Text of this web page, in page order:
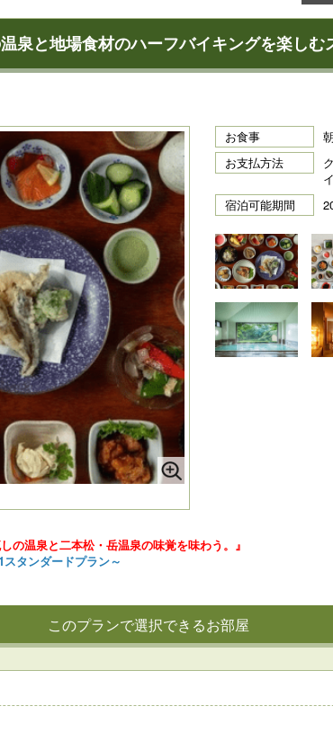
泉と地場食材のハーフバイキングを楽し
お食事
お支払方法
宿泊可能期間
の温泉と二本松・岳温泉の味覚を味わう。』
タンダードプラン～
このプランで選択できるお部屋